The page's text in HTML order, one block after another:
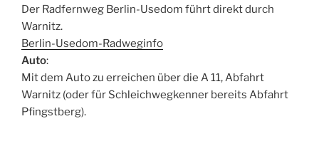
Der Radfernweg Berlin-Usedom führt direkt durch
Warnitz.
Berlin-Usedom-Radweginfo
Auto:
Mit dem Auto zu erreichen über die A 11, Abfahrt
Warnitz (oder für Schleichwegkenner bereits Abfahrt
Pfingstberg).